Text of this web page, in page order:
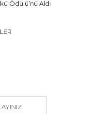
Ödülü’nü Aldı